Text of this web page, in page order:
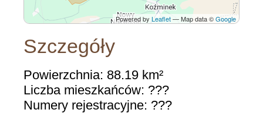
Powered by Leaflet— Map data ©Google
Szczegóły
Powierzchnia: 88.19 km²
Liczba mieszkańców: ???
Numery rejestracyjne: ???